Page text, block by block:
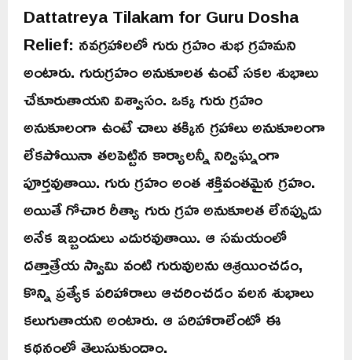
Dattatreya Tilakam for Guru Dosha
Relief: నవగ్రహాలలో గురు గ్రహం శుభ గ్రహమని
అంటారు. గురుగ్రహం అనుకూలత ఉంటే సకల శుభాలు
చేకూరుతాయని విశ్వాసం. ఒక్క గురు గ్రహం
అనుకూలంగా ఉంటే చాలు తక్కిన గ్రహాలు అనుకూలంగా
లేకపోయినా తలపెట్టిన కార్యాలన్నీ నిర్విఘ్నంగా
పూర్తవుతాయి. గురు గ్రహం అంత శక్తివంతమైన గ్రహం.
అయితే గోచార రీత్యా గురు గ్రహ అనుకూలత లేనప్పుడు
అనేక ఇబ్బందులు ఎదురవుతాయి. ఆ సమయంలో
దత్తాత్రేయ స్వామి వంటి గురువులను ఆశ్రయించడం,
కొన్ని ప్రత్యేక పరిహారాలు ఆచరించడం వలన శుభాలు
కలుగుతాయని అంటారు. ఆ పరిహారాలేంటో ఈ
కథనంలో తెలుసుకుందాం.